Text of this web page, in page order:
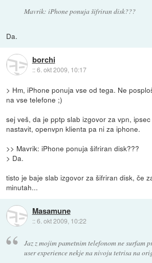
Mavrik: iPhone ponuja šifriran disk???
Da.
borchi
::6. okt 2009, 10:17
> Hm, iPhone ponuja vse od tega. Ne
na vse telefone ;)
sej veš, da je pptp slab izgovor za vpn,
nastavit, openvpn klienta pa ni za iphone.
>> Mavrik: iPhone ponuja šifriran disk???
> Da.
tisto je baje slab izgovor za šifriran disk, če
minutah...
Masamune
::6. okt 2009, 10:22
Jaz z mojimpametnimtelefonom nesurfam
user experiencenekje na nivoju tetrisa na